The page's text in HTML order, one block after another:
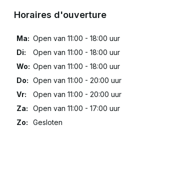
Horaires d'ouverture
Ma: Open van 11:00 - 18:00 uur
Di:
Open van 11:00 - 18:00 uur
Wo: Open van 11:00 - 18:00 uur
Do: Open van 11:00 - 20:00 uur
Vr:
Open van 11:00 - 20:00 uur
Za:
Open van 11:00 - 17:00 uur
Zo:
Gesloten